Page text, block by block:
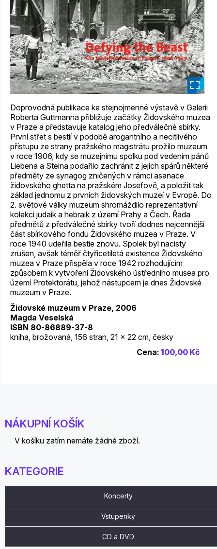
_
Doprovodná publikace ke stejnojmenné výstavě v Galerii
Roberta Guttmanna přibližuje začátky Židovského muzea
v Praze a představuje katalog jeho předválečné sbírky.
První střet s bestií v podobě arogantního a necitlivého
přístupu ze strany pražského magistrátu prožilo muzeum
v roce 1906, kdy se muzejnímu spolku pod vedením pánů
Liebena a Steina podařilo zachránit z jejích spárů některé
předměty ze synagog zničených v rámci asanace
židovského ghetta na pražském Josefově, a položit tak
základ jednomu z prvních židovských muzeí v Evropě. Do
2. světové války muzeum shromáždilo reprezentativní
kolekci judaik a hebraik z území Prahy a Čech. Řada
předmětů z předválečné sbírky tvoří dodnes nejcennější
část sbírkového fondu Židovského muzea v Praze. V
roce 1940 udeřila bestie znovu. Spolek byl nacisty
zrušen, avšak téměř čtyřicetiletá existence Židovského
muzea v Praze přispěla v roce 1942 rozhodujícím
způsobem k vytvoření Židovského ústředního musea pro
území Protektorátu, jehož nástupcem je dnes Židovské
muzeum v Praze.
Židovské muzeum v Praze, 2006
Magda Veselská
ISBN 80-86889-37-8
kniha, brožovaná, 156 stran, 21 x 22 cm, česky
Cena: 100,00 Kč
NÁKUPNÍ KOŠÍK
V košíku zatím nemáte žádné zboží.
KATEGORIE
Koncerty
Vstupenky
CD a DVD